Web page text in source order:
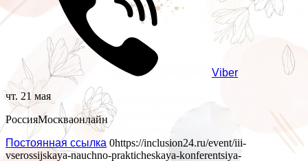
Viber
чт. 21 мая
РоссияМоскваонлайн
Постоянная ссылка 0https://inclusion24.ru/event/iii-
vserossijskaya-nauchno-prakticheskaya-konferentsiya-